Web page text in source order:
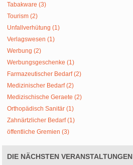
Tabakware (3)
Tourism (2)
Unfallverhütung (1)
Verlagswesen (1)
Werbung (2)
Werbungsgeschenke (1)
Farmazeutischer Bedarf (2)
Medizinischer Bedarf (2)
Medizischische Geraete (2)
Orthopädisch Sanitär (1)
Zahnärtzlicher Bedarf (1)
öffentliche Gremien (3)
DIE NÄCHSTEN VERANSTALTUNGEN